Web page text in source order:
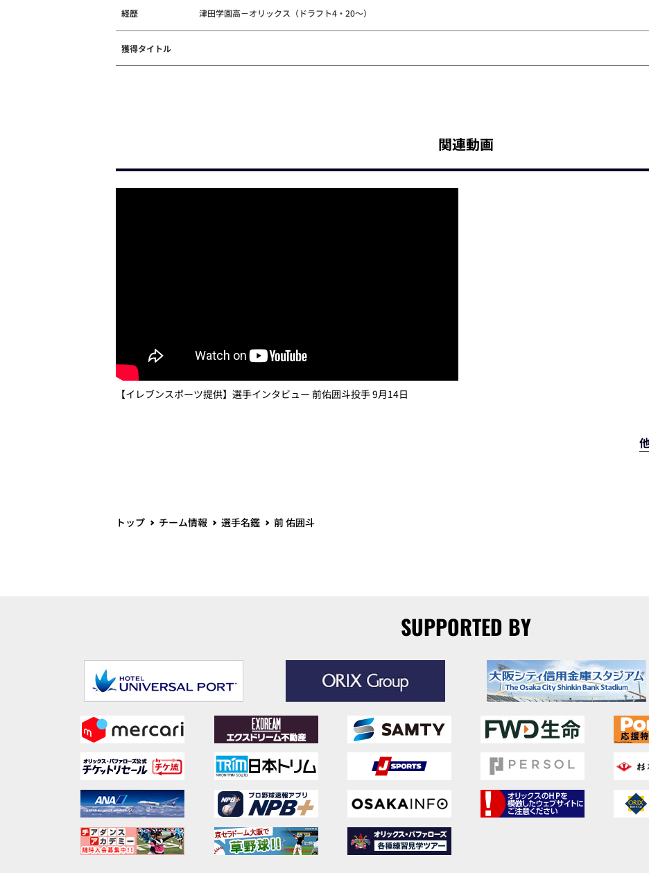
経歴 津田学園高－オリックス（ドラフト4・20～）
獲得タイトル
関連動画
【イレブンスポーツ提供】選手インタビュー 前佑囲斗投手 9月14日
トップ チーム情報 選手名鑑 前 佑囲斗
SUPPORTED BY